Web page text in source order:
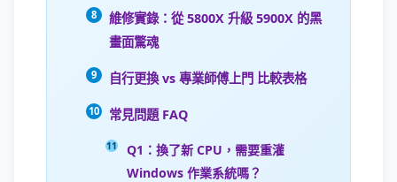
維修實錄：從 5800X 升級 5900X 的黑
畫面驚魂
自行更換 vs 專業師傅上門 比較表格
常見問題 FAQ
Q1：換了新 CPU，需要重灌
Windows 作業系統嗎？